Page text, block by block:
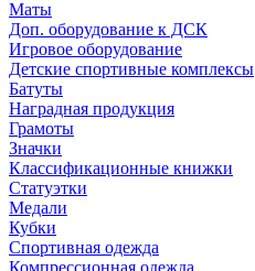
Маты
Доп. оборудование к ДСК
Игровое оборудование
Детские спортивные комплексы
Батуты
Наградная продукция
Грамоты
Значки
Классификационные книжки
Статуэтки
Медали
Кубки
Спортивная одежда
Компрессионная одежда